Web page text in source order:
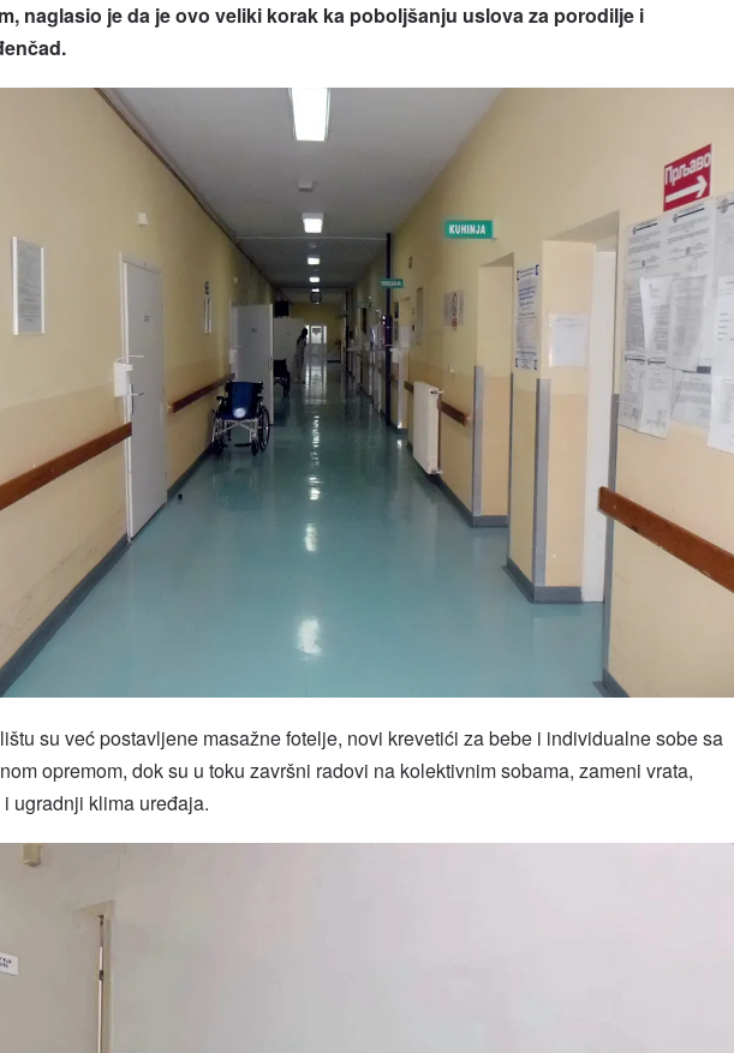
naglasio je da je ovo veliki korak ka poboljšanju uslova za porodilje i
su već postavljene masažne fotelje, novi krevetići za bebe i individualne sobe sa
opremom, dok su u toku završni radovi na kolektivnim sobama, zameni vrata,
ugradnji klima uređaja.